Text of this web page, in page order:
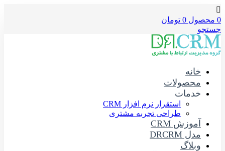
0 محصول 0 تومان
جستجو
خانه
محصولات
خدمات
استقرار نرم افزار CRM
طراحی تجربه مشتری
آموزش CRM
مدل DRCRM
وبلاگ